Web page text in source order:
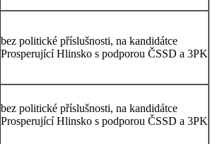
bez politické příslušnosti, na kandidátce
Prosperující Hlinsko s podporou ČSSD a 3PK
bez politické příslušnosti, na kandidátce
Prosperující Hlinsko s podporou ČSSD a 3PK